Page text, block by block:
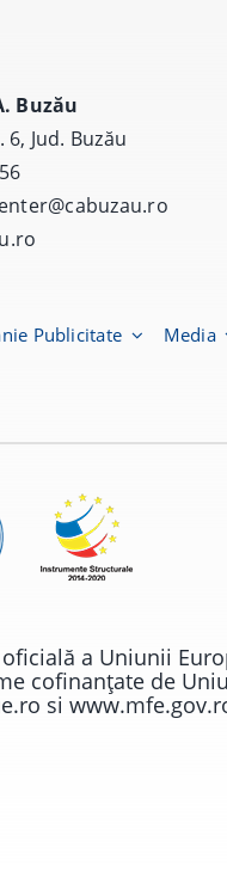
Buzău
Jud. Buzău
Publicitate Media
a Uniunii
cofinanţate de
si